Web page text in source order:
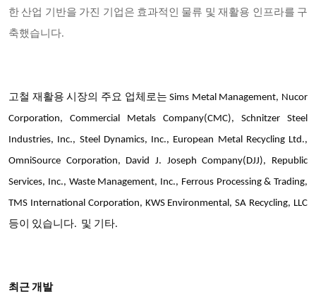
한 산업 기반을 가진 기업은 효과적인 물류 및 재활용 인프라를 구
축했습니다.
고철 재활용 시장의 주요 업체로는 Sims Metal Management, Nucor
Corporation, Commercial Metals Company(CMC), Schnitzer Steel
Industries, Inc., Steel Dynamics, Inc., European Metal Recycling Ltd.,
OmniSource Corporation, David J. Joseph Company(DJJ), Republic
Services, Inc., Waste Management, Inc., Ferrous Processing & Trading,
TMS International Corporation, KWS Environmental, SA Recycling, LLC
등이 있습니다. 및 기타.
최근 개발